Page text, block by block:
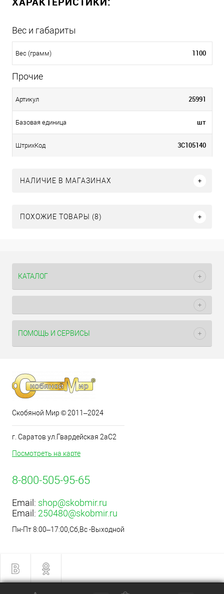
Вес и габариты
Вес (грамм) 1100
Прочие
Артикул 25991
Базовая единица шт
ШтрихКод 3С105140
НАЛИЧИЕ В МАГАЗИНАХ
ПОХОЖИЕ ТОВАРЫ (8)
КАТАЛОГ
ПОМОЩЬ И СЕРВИСЫ
Скобяной Мир © 2011–2024
г. Саратов ул.Гвардейская 2аС2
Посмотреть на карте
8-800-505-95-65
Email: shop@skobmir.ru
Email: 250480@skobmir.ru
Пн-Пт 8:00–17:00,Сб,Вс -Выходной